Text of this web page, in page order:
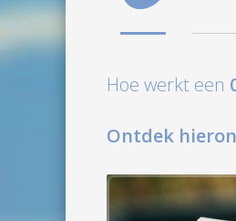
Hoe werkt een
Ontdek